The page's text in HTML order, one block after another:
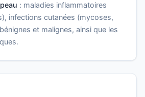
: maladies inflammatoires
infections cutanées (mycoses,
et malignes, ainsi que les